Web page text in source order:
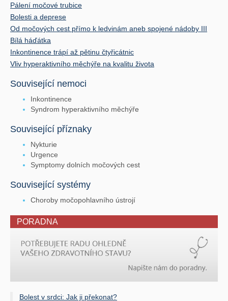
Pálení močové trubice
Bolesti a deprese
Od močových cest přímo k ledvinám aneb spojené nádoby III
Bílá háďátka
Inkontinence trápí až pětinu čtyřicátnic
Vliv hyperaktivního měchýře na kvalitu života
Související nemoci
Inkontinence
Syndrom hyperaktivního měchýře
Související příznaky
Nykturie
Urgence
Symptomy dolních močových cest
Související systémy
Choroby močopohlavního ústrojí
PORADNA
Bolest v srdci: Jak ji překonat?